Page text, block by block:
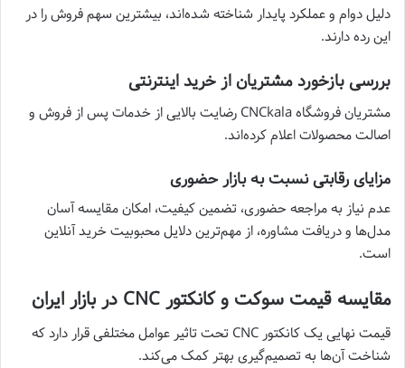
دلیل دوام و عملکرد پایدار شناخته شده‌اند، بیشترین سهم فروش را در
این رده دارند.
بررسی بازخورد مشتریان از خرید اینترنتی
مشتریان فروشگاه CNCkala رضایت بالایی از خدمات پس از فروش و
اصالت محصولات اعلام کرده‌اند.
مزایای رقابتی نسبت به بازار حضوری
عدم نیاز به مراجعه حضوری، تضمین کیفیت، امکان مقایسه آسان
مدل‌ها و دریافت مشاوره، از مهم‌ترین دلایل محبوبیت خرید آنلاین
است.
مقایسه قیمت سوکت و کانکتور CNC در بازار ایران
قیمت نهایی یک کانکتور CNC تحت تاثیر عوامل مختلفی قرار دارد که
شناخت آن‌ها به تصمیم‌گیری بهتر کمک می‌کند.